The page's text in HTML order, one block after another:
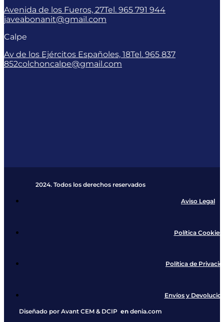
Avenida de los Fueros, 27Tel. 965 791 944
javeabonanit@gmail.com
Calpe
Av de los Ejércitos Españoles, 18Tel. 965 837
852colchoncalpe@gmail.com
2024. Todos los derechos reservados​
Aviso Legal
Política Cookies
Política de
Envíos y
Diseñado por Avant CEM& DCIP en denia.com